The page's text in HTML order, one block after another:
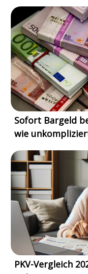
Sofort Bargeld
wie
PKV-Vergleich